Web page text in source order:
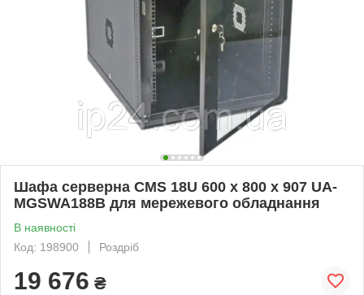
Шафа серверна CMS 18U 600 х 800 х 907 UA-
MGSWA188B для мережевого обладнання
В наявності
Код: 198900
Роздріб
19 676 ₴